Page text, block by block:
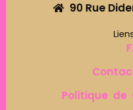
90 Rue
Politique de